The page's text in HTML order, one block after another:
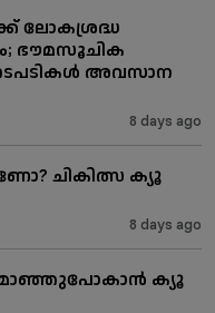
ലോകശ്രദ്ധ
ഭൗമസൂചിക
അവസാന
8 days ago
ചികിത്സ ക്യൂ
8 days ago
മാഞ്ഞുപോകാൻ ക്യൂ